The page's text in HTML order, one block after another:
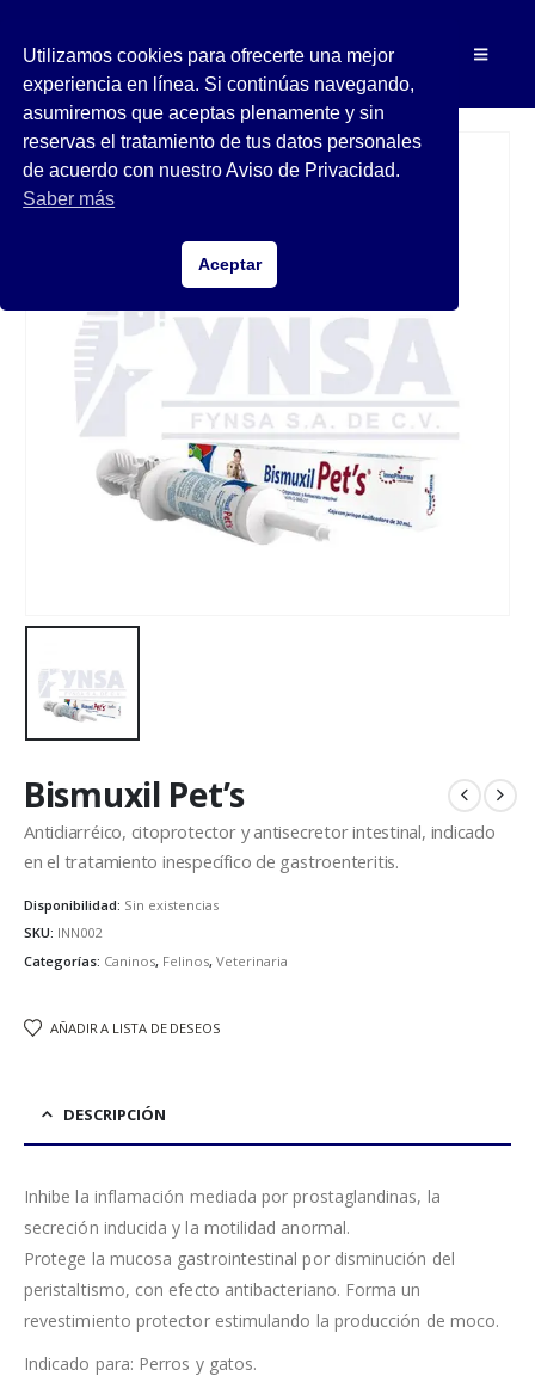
Bismuxil Pet’s
Antidiarréico, citoprotector y antisecretor intestinal, indicado
en el tratamiento inespecífico de gastroenteritis.
Disponibilidad: Sin existencias
SKU: INN002
Categorías: Caninos, Felinos, Veterinaria
AÑADIR A LISTA DE DESEOS
DESCRIPCIÓN
Inhibe la inflamación mediada por prostaglandinas, la
secreción inducida y la motilidad anormal.
Protege la mucosa gastrointestinal por disminución del
peristaltismo, con efecto antibacteriano. Forma un
revestimiento protector estimulando la producción de moco.
Indicado para: Perros y gatos.
Utilizamos cookies para ofrecerte una mejor
experiencia en línea. Si continúas navegando,
asumiremos que aceptas plenamente y sin
reservas el tratamiento de tus datos personales
de acuerdo con nuestro Aviso de Privacidad.
Saber más
Aceptar